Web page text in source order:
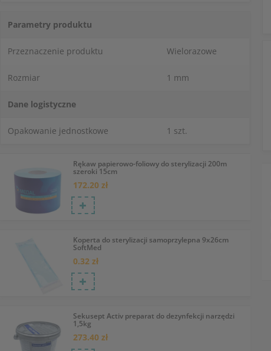
Rękaw papierowo-foliowy do sterylizacji 200m
szeroki 15cm
172.20 zł
Koperta do sterylizacji samoprzylepna 9x26cm
SoftMed
0.32 zł
Sekusept Activ preparat do dezynfekcji narzędzi
1,5kg
273.40 zł
Parametry produktu
Przeznaczenie produktu Wielorazowe
Rozmiar 1 mm
Dane logistyczne
Opakowanie jednostkowe 1 szt.